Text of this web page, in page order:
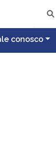
conosco